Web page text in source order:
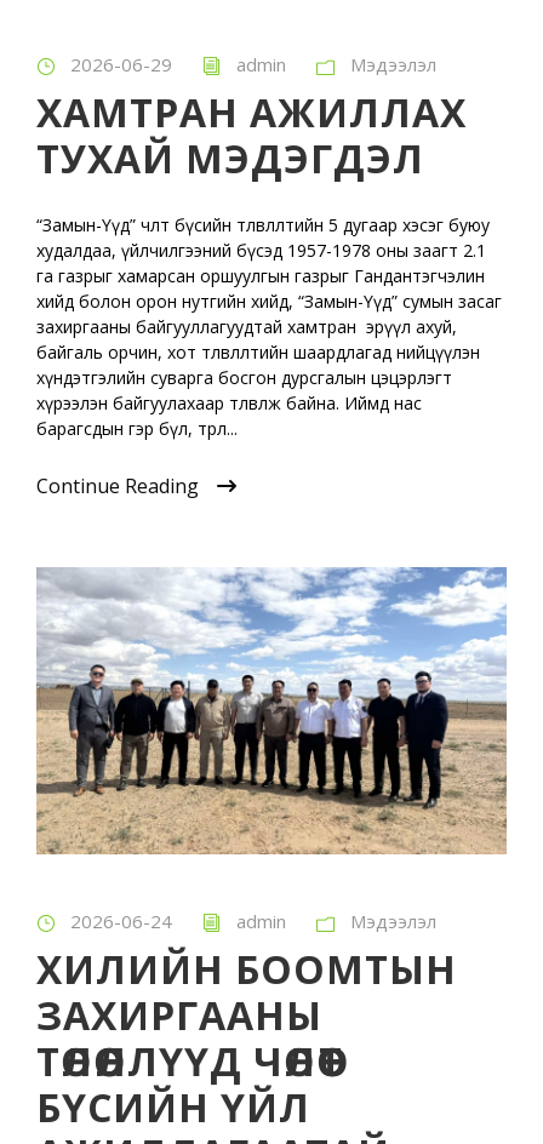
2026-06-29 admin Мэдээлэл
ХАМТРАН АЖИЛЛАХ
ТУХАЙ МЭДЭГДЭЛ
“Замын-Үүд” чөлөөт бүсийн төлөвлөлтийн 5 дугаар хэсэг буюу
худалдаа, үйлчилгээний бүсэд 1957-1978 оны заагт 2.1
га газрыг хамарсан оршуулгын газрыг Гандантэгчэлин
хийд болон орон нутгийн хийд, “Замын-Үүд” сумын засаг
захиргааны байгууллагуудтай хамтран эрүүл ахуй,
байгаль орчин, хот төлөвлөлтийн шаардлагад нийцүүлэн
хүндэтгэлийн суварга босгон дурсгалын цэцэрлэгт
хүрээлэн байгуулахаар төлөвлөж байна. Иймд нас
барагсдын гэр бүл, төрөл...
Continue Reading
2026-06-24 admin Мэдээлэл
ХИЛИЙН БООМТЫН
ЗАХИРГААНЫ
ТӨЛӨӨЛЛҮҮД ЧӨЛӨӨТ
БҮСИЙН ҮЙЛ